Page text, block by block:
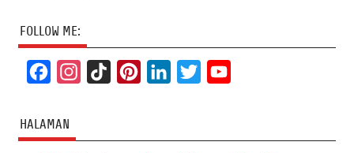
FOLLOW ME:
c
e
t
T
t
k
t
T
HALAMAN